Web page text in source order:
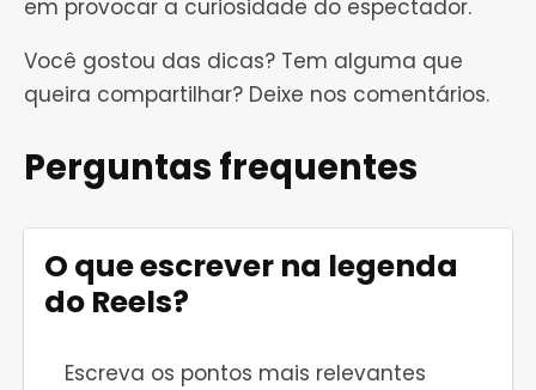
em provocar a curiosidade do espectador.
Você gostou das dicas? Tem alguma que
queira compartilhar? Deixe nos comentários.
Perguntas frequentes
O que escrever na legenda
do Reels?
Escreva os pontos mais relevantes